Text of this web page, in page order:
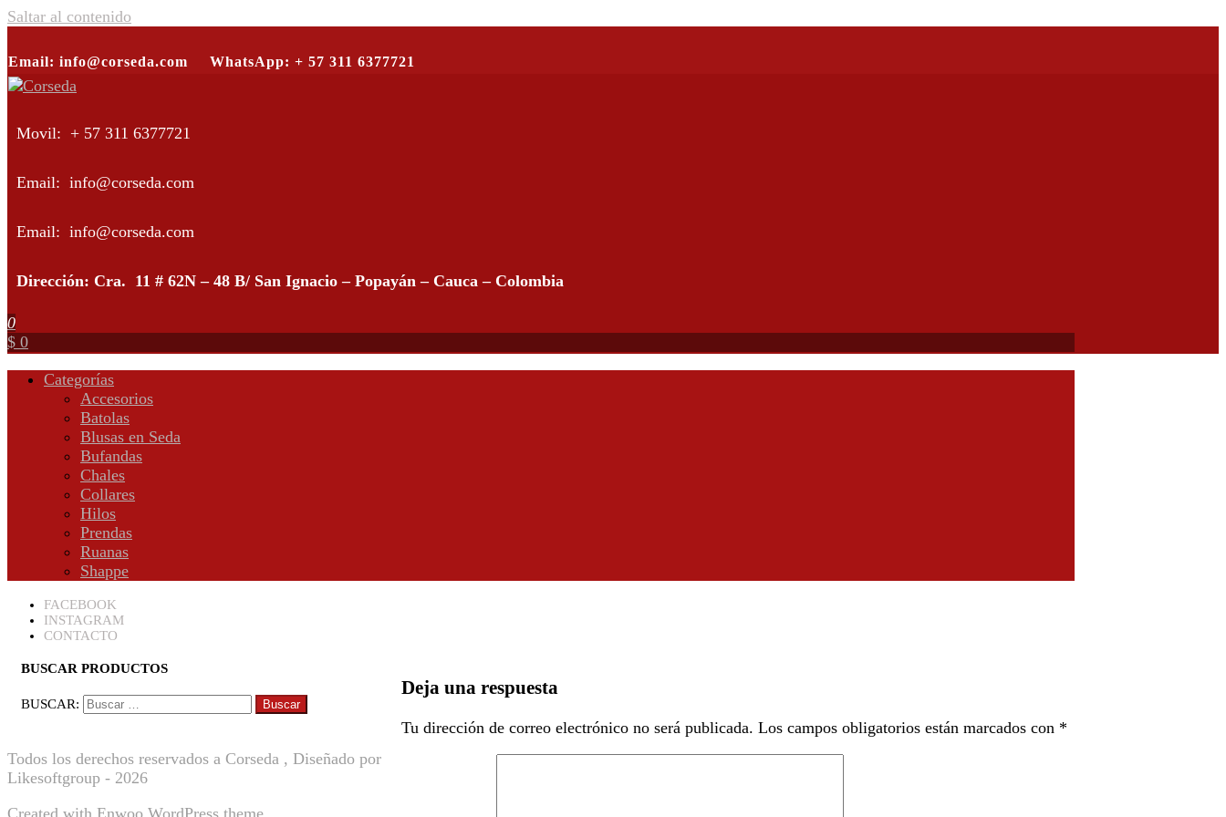
Saltar al contenido
Email: info@corseda.com WhatsApp: + 57 311 6377721
Movil: + 57 311 6377721
Email: info@corseda.com
Email: info@corseda.com
Dirección: Cra. 11 # 62N – 48 B/ San Ignacio – Popayán – Cauca – Colombia
0
$ 0
Categorías
Accesorios
Batolas
Blusas en Seda
Bufandas
Chales
Collares
Hilos
Prendas
Ruanas
Shappe
FACEBOOK
INSTAGRAM
CONTACTO
Deja una respuesta
Tu dirección de correo electrónico no será publicada. Los campos obligatorios están marcados con *
BUSCAR PRODUCTOS
BUSCAR:
Todos los derechos reservados a Corseda , Diseñado por
Likesoftgroup - 2026
Created with Enwoo WordPress theme